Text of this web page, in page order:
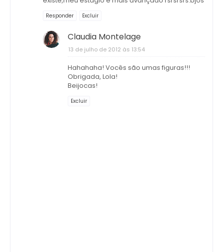
Responder Excluir
Claudia Montelage
13 de julho de 2012 às 13:54
Hahahaha! Vocês são umas figuras!!!
Obrigada, Lola!
Beijocas!
Excluir